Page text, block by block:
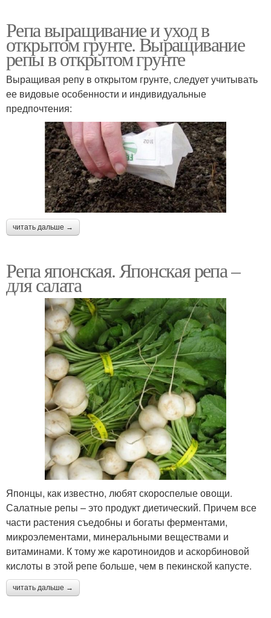
Репа выращивание и уход в
открытом грунте. Выращивание
репы в открытом грунте
Выращивая репу в открытом грунте, следует учитывать
ее видовые особенности и индивидуальные
предпочтения:
читать дальше →
Репа японская. Японская репа –
для салата
Японцы, как известно, любят скороспелые овощи.
Салатные репы – это продукт диетический. Причем все
части растения съедобны и богаты ферментами,
микроэлементами, минеральными веществами и
витаминами. К тому же каротиноидов и аскорбиновой
кислоты в этой репе больше, чем в пекинской капусте.
читать дальше →